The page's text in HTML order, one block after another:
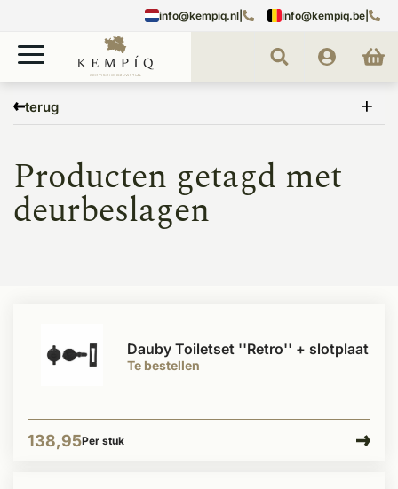
info@kempiq.nl info@kempiq.be
terug
deurbeslagen
Producten getagd met
deurbeslagen
Te bestellen
Dauby Toiletset ''Retro'' + slotplaat
138,95Per stuk